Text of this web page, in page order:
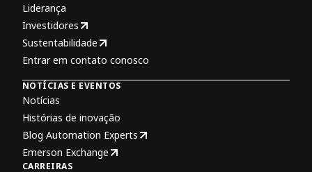
Liderança
Investidores
Sustentabilidade
Entrar em contato conosco
NOTÍCIAS E EVENTOS
Notícias
Histórias de inovação
Blog Automation Experts
Emerson Exchange
CARREIRAS